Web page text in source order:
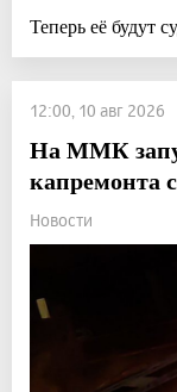
Теперь её будут
12:00, 10 авг 2026
На ММК
капремонта
Новости